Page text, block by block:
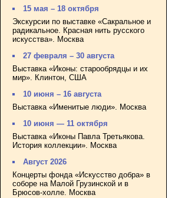
15 мая – 18 октября
Экскурсии по выставке «Сакральное и
радикальное. Красная нить русского
искусства». Москва
27 февраля – 30 августа
Выставка «Иконы: старообрядцы и их
мир». Клинтон, США
10 июня – 16 августа
Выставка «Именитые люди». Москва
10 июня — 11 октября
Выставка «Иконы Павла Третьякова.
История коллекции». Москва
Август 2026
Концерты фонда «Искусство добра» в
соборе на Малой Грузинской и в
Брюсов-холле. Москва